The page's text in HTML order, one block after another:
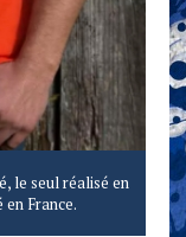
le seul réalisé en
France.